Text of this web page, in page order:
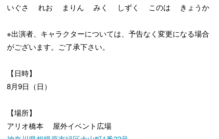
いぐさ れお まりん みく しずく このは きょうか
※出演者、キャラクターについては、予告なく変更になる場合
がございます。ご了承下さい。
【日時】
8月9日（日）
【場所】
アリオ橋本 屋外イベント広場